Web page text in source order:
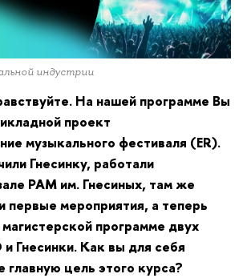
индустрии
На нашей программе Вы
проект
музыкального фестиваля (ER).
Гнесинку, работали
РАМ им. Гнесиных, там же
первые мероприятия, а теперь
программе двух
Гнесинки. Как вы для себя
главную цель этого курса?